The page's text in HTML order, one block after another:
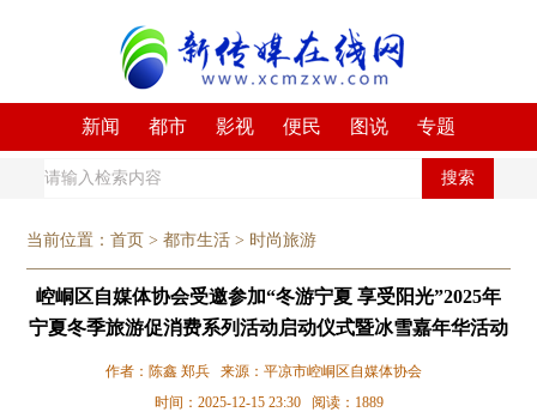
新闻 都市 影视 便民 图说 专题
搜索
当前位置：首页 >都市生活 > 时尚旅游
崆峒区自媒体协会受邀参加“冬游宁夏 享受阳光”2025年
宁夏冬季旅游促消费系列活动启动仪式暨冰雪嘉年华活动
作者：陈鑫 郑兵 来源：平凉市崆峒区自媒体协会
时间：2025-12-15 23:30 阅读：1889